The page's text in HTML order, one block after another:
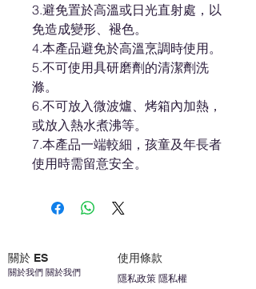
3.避免置於高溫或日光直射處，以
免造成變形、褪色。
4.本產品避免於高溫烹調時使用。
5.不可使用具研磨劑的清潔劑洗
滌。
6.不可放入微波爐、烤箱內加熱，
或放入熱水煮沸等。
7.本產品一端較細，孩童及年長者
使用時需留意安全。
關於 ES 使用條款
關於我們 關於我們
隱私政策 隱私權